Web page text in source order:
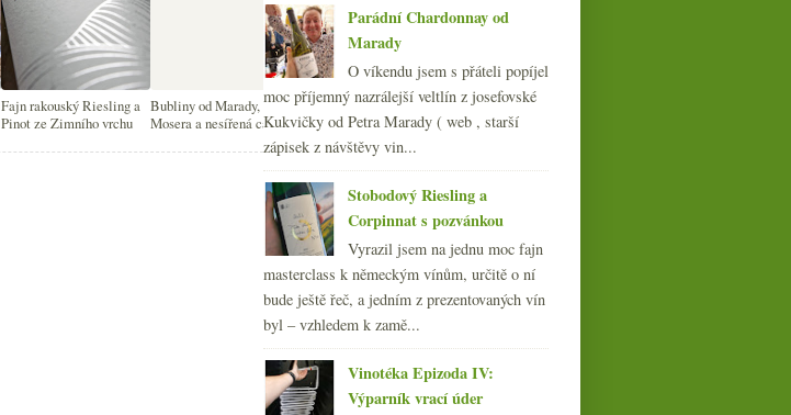
Fajn rakouský Riesling a
Pinot ze Zimního vrchu
Bubliny od Marady,
Mosera a nesířená cava
Blaufränkisch Kirchholz
& Frankovka od 7 Řádků
Parádní Chardonnay od
Marady
O víkendu jsem s přáteli popíjel
moc příjemný nazrálejší veltlín z josefovské
Kukvičky od Petra Marady ( web , starší
zápisek z návštěvy vin...
Stobodový Riesling a
Corpinnat s pozvánkou
Vyrazil jsem na jednu moc fajn
masterclass k německým vínům, určitě o ní
bude ještě řeč, a jedním z prezentovaných vín
byl – vzhledem k zamě...
Vinotéka Epizoda IV:
Výparník vrací úder